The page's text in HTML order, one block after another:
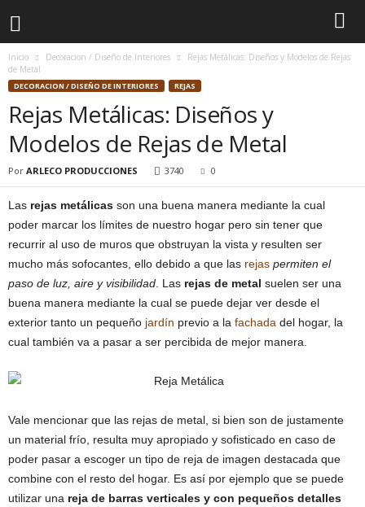
Inicio Decoracion / Diseño de Interiores
Rejas Metálicas: Diseños y Modelos de Rejas
de Metal
DECORACION / DISEÑO DE INTERIORES REJAS
Rejas Metálicas: Diseños y
Modelos de Rejas de Metal
Por ARLECO PRODUCCIONES 3740 0
Las rejas metálicas son una buena manera mediante la cual
poder marcar los límites de nuestro hogar pero sin tener que
recurrir al uso de muros que obstruyan la vista y resulten ser
mucho más sofocantes, ello debido a que las rejas permiten el
paso de luz, aire y visibilidad . Las rejas de metal suelen ser una
buena manera mediante la cual se puede dejar ver desde el
exterior tanto un pequeño jardín previo a la fachada del hogar, la
cual también va a pasar a ser percibida de mejor manera.
Vale mencionar que las rejas de metal, si bien son de justamente
un material frío, resulta muy apropiado y sofisticado en caso de
poder pasar a escoger un tipo de reja de imagen destacada que
combine con el resto del hogar. Es así por ejemplo que se puede
utilizar una reja de barras verticales y con pequeños detalles